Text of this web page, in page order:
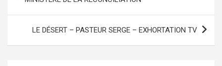
l’article
LE DÉSERT – PASTEUR SERGE – EXHORTATION TV